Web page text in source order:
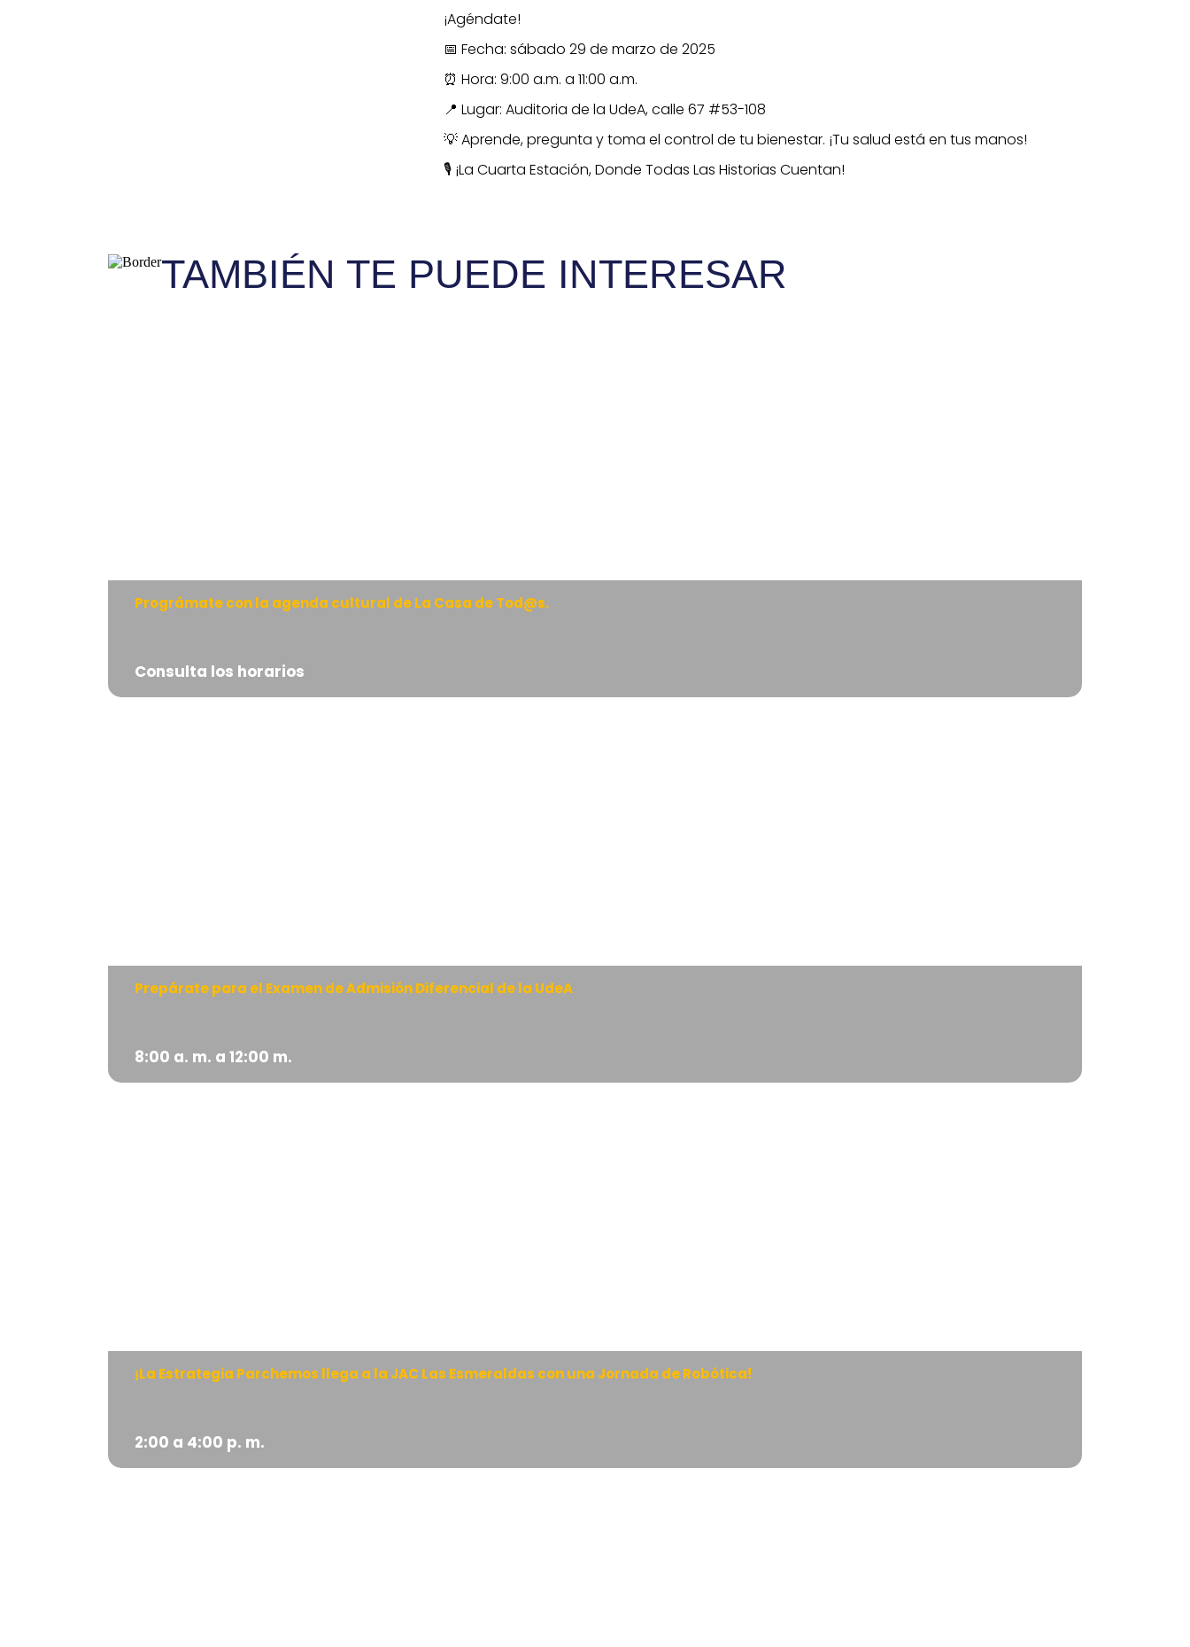
¡Agéndate!
📅 Fecha: sábado 29 de marzo de 2025
⏰ Hora: 9:00 a.m. a 11:00 a.m.
📍 Lugar: Auditoria de la UdeA, calle 67 #53-108
💡 Aprende, pregunta y toma el control de tu bienestar. ¡Tu salud está en tus manos!
🎙️ ¡La Cuarta Estación, Donde Todas Las Historias Cuentan!
TAMBIÉN TE PUEDE INTERESAR
Prográmate con la agenda cultural de La Casa de Tod@s.
Consulta los horarios
Prepárate para el Examen de Admisión Diferencial de la UdeA
8:00 a. m. a 12:00 m.
¡La Estrategia Parchemos llega a la JAC Las Esmeraldas con una Jornada de Robótica!
2:00 a 4:00 p. m.